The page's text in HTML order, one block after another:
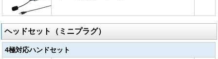
ヘッドセット（ミニプラグ）
4極対応ハンドセット